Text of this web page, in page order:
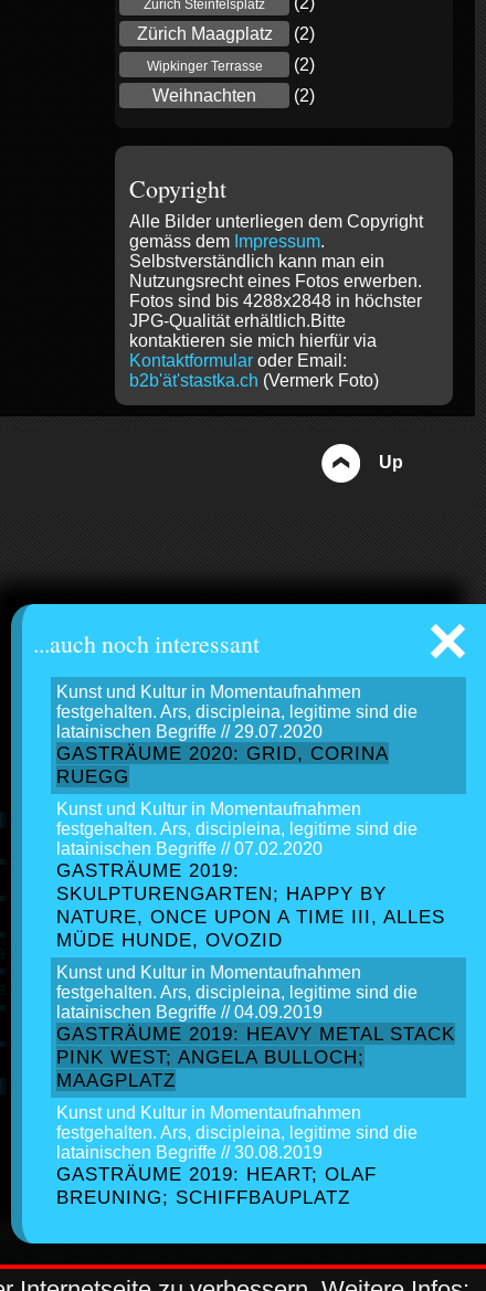
×
...auch noch interessant
Kunst und Kultur in Momentaufnahmen
festgehalten. Ars, discipleina, legitime sind die
latainischen Begriffe // 29.07.2020
GASTRÄUME 2020: GRID, CORINA
RUEGG
Kunst und Kultur in Momentaufnahmen
festgehalten. Ars, discipleina, legitime sind die
latainischen Begriffe // 07.02.2020
GASTRÄUME 2019:
SKULPTURENGARTEN; HAPPY BY
NATURE, ONCE UPON A TIME III, ALLES
MÜDE HUNDE, OVOZID
Kunst und Kultur in Momentaufnahmen
festgehalten. Ars, discipleina, legitime sind die
latainischen Begriffe // 04.09.2019
GASTRÄUME 2019: HEAVY METAL STACK
PINK WEST; ANGELA BULLOCH;
MAAGPLATZ
Kunst und Kultur in Momentaufnahmen
festgehalten. Ars, discipleina, legitime sind die
latainischen Begriffe // 30.08.2019
GASTRÄUME 2019: HEART; OLAF
BREUNING; SCHIFFBAUPLATZ
Zürich Steinfelsplatz
Zürich Maagplatz
(2)
Wipkinger Terrasse
(2)
Weihnachten
(2)
Copyright
Alle Bilder unterliegen dem Copyright
gemäss dem Impressum.
Selbstverständlich kann man ein
Nutzungsrecht eines Fotos erwerben.
Fotos sind bis 4288x2848 in höchster
JPG-Qualität erhältlich.Bitte
kontaktieren sie mich hierfür via
Kontaktformular oder Email:
b2b'ät'stastka.ch (Vermerk Foto)
Up
hash
cryptography service
converter
QR-Code Generator 3.0
Mail JS Encrypt Tool
OpenPgP.js.UI
Keepass WebUI